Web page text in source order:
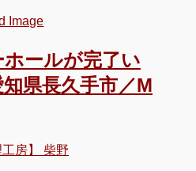
ールが完了い
県長久手市／M
工房】 柴野